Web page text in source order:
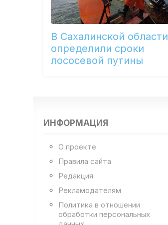
В Сахалинской области
определили сроки
лососевой путины
ИНФОРМАЦИЯ
О проекте
Правила сайта
Редакция
Рекламодателям
Политика в отношении
обработки персональных